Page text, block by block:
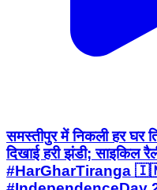
समस्तीपुर में निकली हर घर
दिखाई हरी झंडी; साइकिल
#HarGharTiranga